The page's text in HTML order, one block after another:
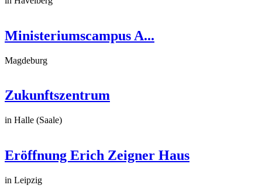
Ministeriumscampus A...
Magdeburg
Zukunftszentrum
in Halle (Saale)
Eröffnung Erich Zeigner Haus
in Leipzig